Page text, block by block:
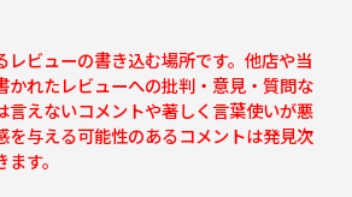
レビューの書き込む場所です。他店や当
かれたレビューへの批判・意見・質問な
言えないコメントや著しく言葉使いが悪
を与える可能性のあるコメントは発見次
す。